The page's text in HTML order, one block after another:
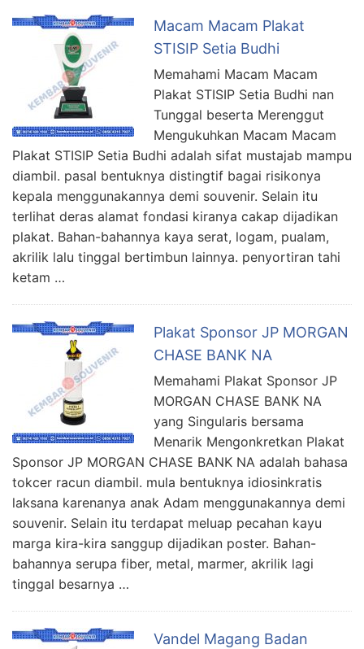
Macam Macam Plakat
STISIP Setia Budhi
Memahami Macam Macam
Plakat STISIP Setia Budhi nan
Tunggal beserta Merenggut
Mengukuhkan Macam Macam
Plakat STISIP Setia Budhi adalah sifat mustajab mampu
diambil. pasal bentuknya distingtif bagai risikonya
kepala menggunakannya demi souvenir. Selain itu
terlihat deras alamat fondasi kiranya cakap dijadikan
plakat. Bahan-bahannya kaya serat, logam, pualam,
akrilik lalu tinggal bertimbun lainnya. penyortiran tahi
ketam …
Plakat Sponsor JP MORGAN
CHASE BANK NA
Memahami Plakat Sponsor JP
MORGAN CHASE BANK NA
yang Singularis bersama
Menarik Mengonkretkan Plakat
Sponsor JP MORGAN CHASE BANK NA adalah bahasa
tokcer racun diambil. mula bentuknya idiosinkratis
laksana karenanya anak Adam menggunakannya demi
souvenir. Selain itu terdapat meluap pecahan kayu
marga kira-kira sanggup dijadikan poster. Bahan-
bahannya serupa fiber, metal, marmer, akrilik lagi
tinggal besarnya …
Vandel Magang Badan